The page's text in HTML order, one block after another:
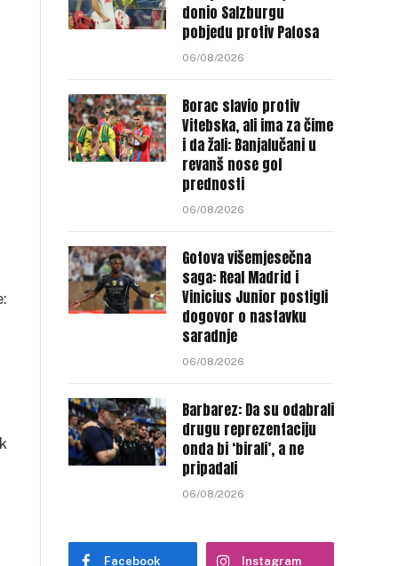
donio Salzburgu
pobjedu protiv Pafosa
06/08/2026
Borac slavio protiv
Vitebska, ali ima za čime
i da žali: Banjalučani u
revanš nose gol
prednosti
06/08/2026
Gotova višemjesečna
saga: Real Madrid i
Vinicius Junior postigli
dogovor o nastavku
saradnje
06/08/2026
Barbarez: Da su odabrali
drugu reprezentaciju
onda bi ‘birali’, a ne
pripadali
06/08/2026
Facebook Instagram